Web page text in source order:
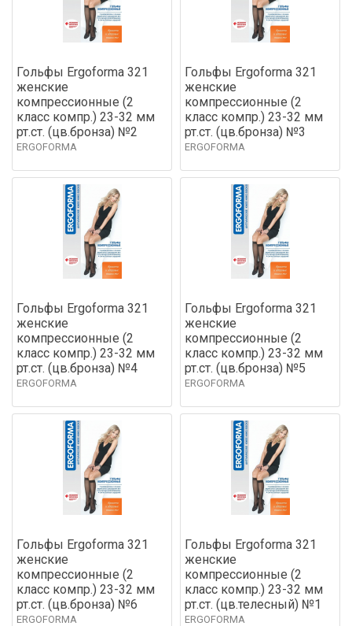
Гольфы Ergoforma 321
женские
компрессионные (2
класс компр.) 23-32 мм
рт.ст. (цв.бронза) №2
ERGOFORMA
Гольфы Ergoforma 321
женские
компрессионные (2
класс компр.) 23-32 мм
рт.ст. (цв.бронза) №3
ERGOFORMA
Гольфы Ergoforma 321
женские
компрессионные (2
класс компр.) 23-32 мм
рт.ст. (цв.бронза) №4
ERGOFORMA
Гольфы Ergoforma 321
женские
компрессионные (2
класс компр.) 23-32 мм
рт.ст. (цв.бронза) №5
ERGOFORMA
Гольфы Ergoforma 321
женские
компрессионные (2
класс компр.) 23-32 мм
рт.ст. (цв.бронза) №6
ERGOFORMA
Гольфы Ergoforma 321
женские
компрессионные (2
класс компр.) 23-32 мм
рт.ст. (цв.телесный) №1
ERGOFORMA